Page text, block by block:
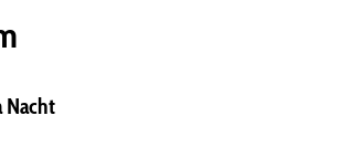
Nacht